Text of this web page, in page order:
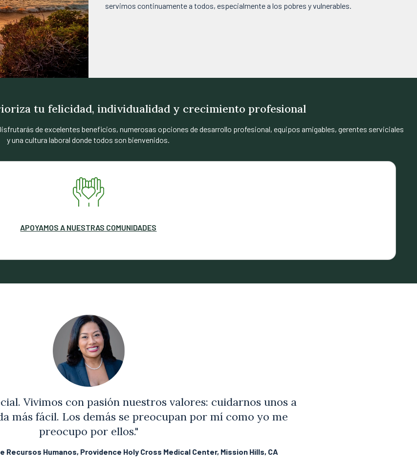
servimos continuamente a todos, especialmente a los pobres y vulnerables.
tu felicidad, individualidad y crecimiento profesional
de excelentes beneficios, numerosas opciones de desarrollo profesional, equipos amigables, gerentes serviciales
y una cultura laboral donde todos son bienvenidos.
APOYAMOS A NUESTRAS COMUNIDADES
Vivimos con pasión nuestros valores: cuidarnos unos a
más fácil. Los demás se preocupan por mí como yo me
preocupo por ellos."
Recursos Humanos, Providence Holy Cross Medical Center, Mission Hills, CA